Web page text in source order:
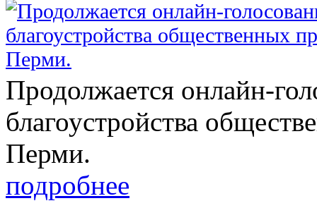
Продолжается онлайн-
благоустройства
Перми.
подробнее